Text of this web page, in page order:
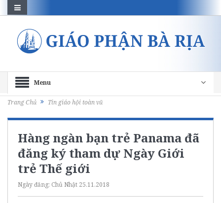
Menu
Trang Chủ Tin giáo hội toàn vũ
Hàng ngàn bạn trẻ Panama đã
đăng ký tham dự Ngày Giới
trẻ Thế giới
Ngày đăng: Chủ Nhật 25.11.2018